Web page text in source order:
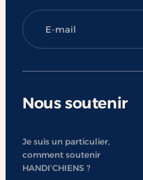
Nous soutenir
Je suis un particulier,
comment soutenir
HANDI’CHIENS ?